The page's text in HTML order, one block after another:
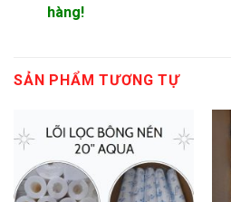
hàng!
SẢN PHẨM TƯƠNG TỰ